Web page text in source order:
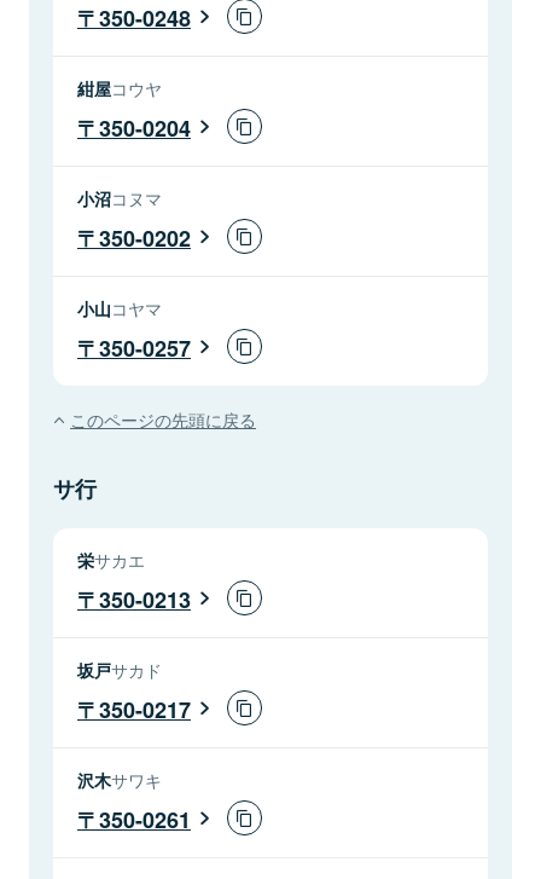
350-0248
紺屋コウヤ
350-0204
小沼コヌマ
350-0202
小山コヤマ
350-0257
このページの先頭に戻る
サ行
栄サカエ
350-0213
坂戸サカド
350-0217
沢木サワキ
350-0261